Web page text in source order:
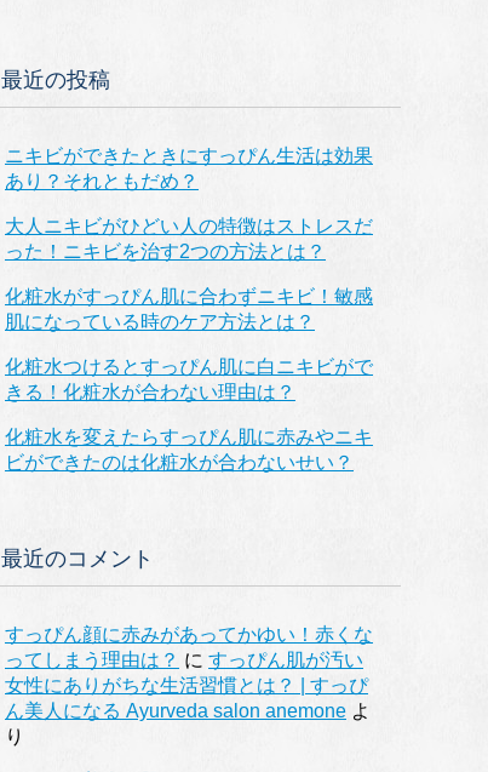
最近の投稿
ニキビができたときにすっぴん生活は効果
あり？それともだめ？
大人ニキビがひどい人の特徴はストレスだ
った！ニキビを治す2つの方法とは？
化粧水がすっぴん肌に合わずニキビ！敏感
肌になっている時のケア方法とは？
化粧水つけるとすっぴん肌に白ニキビがで
きる！化粧水が合わない理由は？
化粧水を変えたらすっぴん肌に赤みやニキ
ビができたのは化粧水が合わないせい？
最近のコメント
すっぴん顔に赤みがあってかゆい！赤くな
ってしまう理由は？ に すっぴん肌が汚い
女性にありがちな生活習慣とは？ | すっぴ
ん美人になる Ayurveda salon anemone よ
り